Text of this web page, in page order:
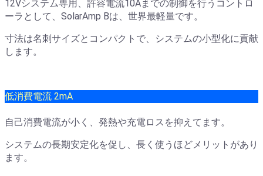
12Vシステム専用、許容電流10Aまでの制御を行うコントロ
ーラとして、SolarAmp Bは、世界最軽量です。
寸法は名刺サイズとコンパクトで、システムの小型化に貢献
します。
低消費電流 2mA
自己消費電流が小く、発熱や充電ロスを抑えてます。
システムの長期安定化を促し、長く使うほどメリットがあり
ます。